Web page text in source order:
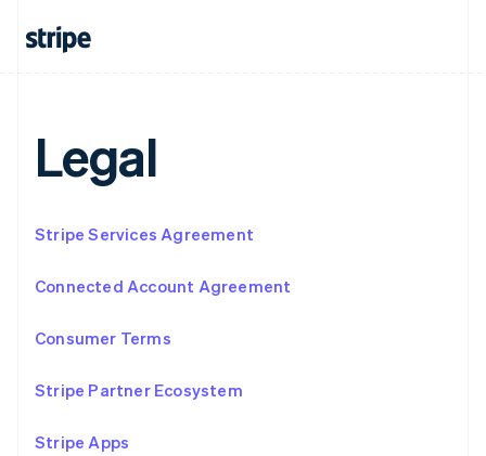
Legal
Stripe Services Agreement
Connected Account Agreement
Consumer Terms
Stripe Partner Ecosystem
Stripe Apps
Nederlands
Polen
English
Portugal
Rumänien
Schweden
SvenskaEnglish
Deutsch FrançaisItaliano
English 简体中文
Slowakei